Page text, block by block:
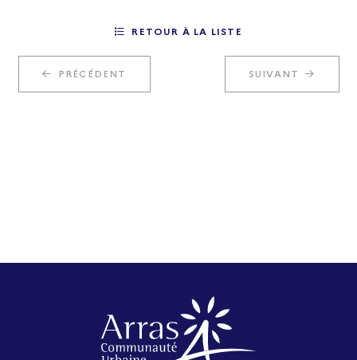
PRÉCÉDENT
RETOUR À LA LISTE
SUIVANT